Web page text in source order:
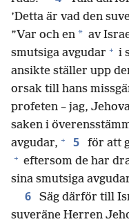
’Detta är vad den
”Var och en * av
smutsiga avgudar + i
ansikte ställer upp
orsak till hans
profeten – jag,
saken i
avgudar, + 5 för att
+ eftersom de har
sina smutsiga
6
Säg därför till
suveräne Herren